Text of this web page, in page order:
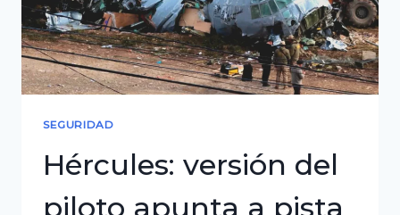
mientras
crece
presión
política
traslado
SEGURIDAD
Hércules: versión del
piloto apunta a pista